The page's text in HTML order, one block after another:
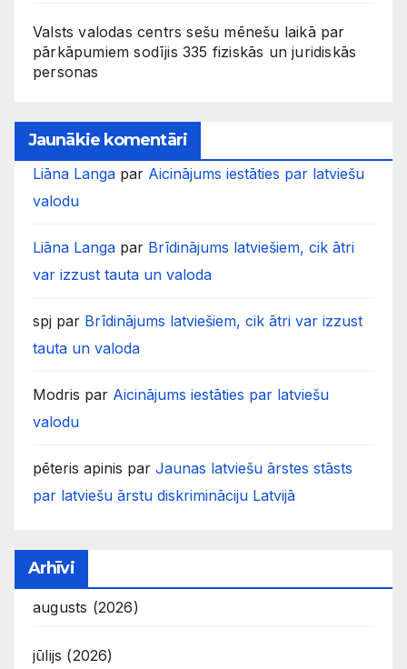
Valsts valodas centrs sešu mēnešu laikā par
pārkāpumiem sodījis 335 fiziskās un juridiskās
personas
Jaunākie komentāri
Liāna Langa par Aicinājums iestāties par latviešu
valodu
Liāna Langa par Brīdinājums latviešiem, cik ātri
var izzust tauta un valoda
spj par Brīdinājums latviešiem, cik ātri var izzust
tauta un valoda
Modris par Aicinājums iestāties par latviešu
valodu
pēteris apinis par Jaunas latviešu ārstes stāsts
par latviešu ārstu diskrimināciju Latvijā
Arhīvi
augusts (2026)
jūlijs (2026)